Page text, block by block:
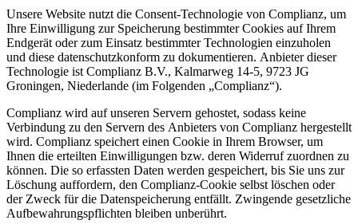
Unsere Website nutzt die Consent-Technologie von Complianz, um
Ihre Einwilligung zur Speicherung bestimmter Cookies auf Ihrem
Endgerät oder zum Einsatz bestimmter Technologien einzuholen
und diese datenschutzkonform zu dokumentieren. Anbieter dieser
Technologie ist Complianz B.V., Kalmarweg 14-5, 9723 JG
Groningen, Niederlande (im Folgenden „Complianz“).
Complianz wird auf unseren Servern gehostet, sodass keine
Verbindung zu den Servern des Anbieters von Complianz hergestellt
wird. Complianz speichert einen Cookie in Ihrem Browser, um
Ihnen die erteilten Einwilligungen bzw. deren Widerruf zuordnen zu
können. Die so erfassten Daten werden gespeichert, bis Sie uns zur
Löschung auffordern, den Complianz-Cookie selbst löschen oder
der Zweck für die Datenspeicherung entfällt. Zwingende gesetzliche
Aufbewahrungspflichten bleiben unberührt.